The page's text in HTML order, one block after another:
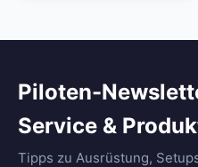
Piloten-
Service &
Tipps zu Ausrüstung,